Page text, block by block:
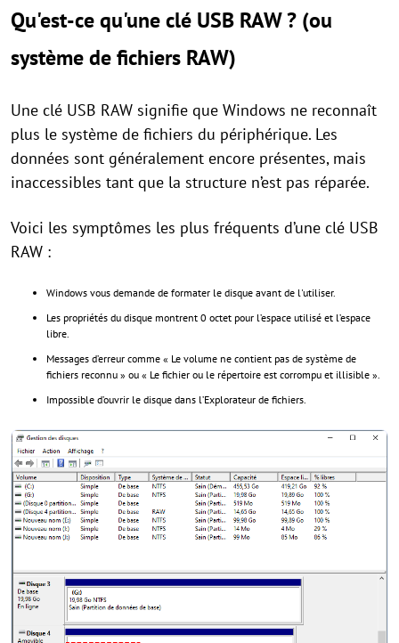
Qu'est-ce qu'une clé USB RAW ? (ou
système de fichiers RAW)
Une clé USB RAW signifie que Windows ne reconnaît
plus le système de fichiers du périphérique. Les
données sont généralement encore présentes, mais
inaccessibles tant que la structure n’est pas réparée.
Voici les symptômes les plus fréquents d’une clé USB
RAW :
Windows vous demande de formater le disque avant de l'utiliser.
Les propriétés du disque montrent 0 octet pour l’espace utilisé et l’espace
libre.
Messages d’erreur comme « Le volume ne contient pas de système de
fichiers reconnu » ou « Le fichier ou le répertoire est corrompu et illisible ».
Impossible d’ouvrir le disque dans l’Explorateur de fichiers.